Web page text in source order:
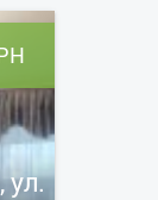
ул.